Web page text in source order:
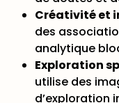
Créativité et
des
analytique
Exploration
utilise des
d’exploration